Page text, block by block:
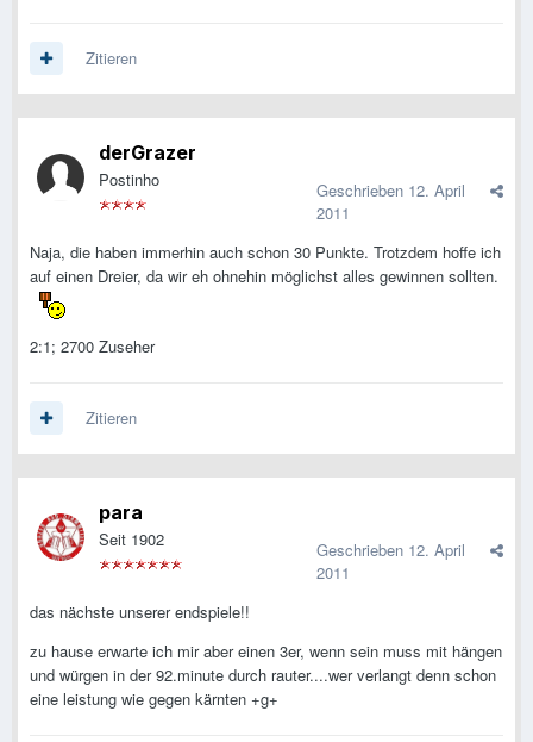
Zitieren
derGrazer
Postinho Geschrieben 12. April
2011
Naja, die haben immerhin auch schon 30 Punkte. Trotzdem hoffe ich
auf einen Dreier, da wir eh ohnehin möglichst alles gewinnen sollten.
2:1; 2700 Zuseher
Zitieren
para
Seit 1902 Geschrieben 12. April
2011
das nächste unserer endspiele!!
zu hause erwarte ich mir aber einen 3er, wenn sein muss mit hängen
und würgen in der 92.minute durch rauter....wer verlangt denn schon
eine leistung wie gegen kärnten +g+